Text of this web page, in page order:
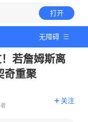
打开
无障碍
若詹姆斯离
奇重聚
关注